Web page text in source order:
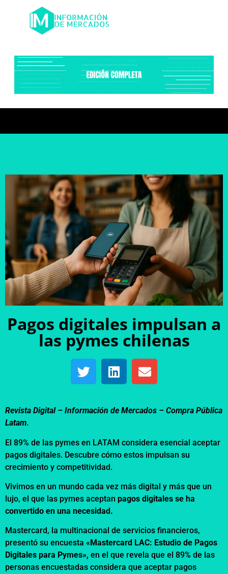
Pagos digitales impulsan a
las pymes chilenas
Revista Digital – Información de Mercados – Compra Pública
Latam.
El 89% de las pymes en LATAM considera esencial aceptar
pagos digitales. Descubre cómo estos impulsan su
crecimiento y competitividad.
Vivimos en un mundo cada vez más digital y más que un
lujo, el que las pymes aceptan pagos digitales se ha
convertido en una necesidad.
Mastercard, la multinacional de servicios financieros,
presentó su encuesta «Mastercard LAC: Estudio de Pagos
Digitales para Pymes», en el que revela que el 89% de las
personas encuestadas considera que aceptar pagos